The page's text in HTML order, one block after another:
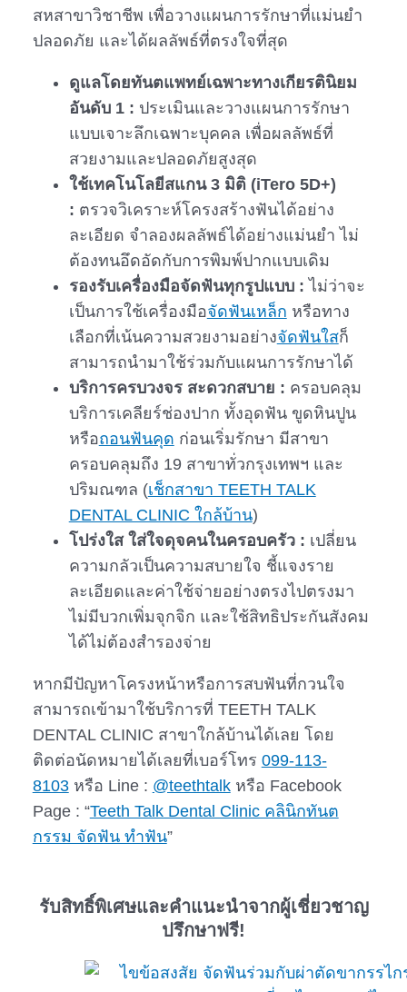
สหสาขาวิชาชีพ เพื่อวางแผนการรักษาที่แม่นยำ
ปลอดภัย และได้ผลลัพธ์ที่ตรงใจที่สุด
ดูแลโดยทันตแพทย์เฉพาะทางเกียรตินิยม
อันดับ 1 : ประเมินและวางแผนการรักษา
แบบเจาะลึกเฉพาะบุคคล เพื่อผลลัพธ์ที่
สวยงามและปลอดภัยสูงสุด
ใช้เทคโนโลยีสแกน 3 มิติ (iTero 5D+)
: ตรวจวิเคราะห์โครงสร้างฟันได้อย่าง
ละเอียด จำลองผลลัพธ์ได้อย่างแม่นยำ ไม่
ต้องทนอึดอัดกับการพิมพ์ปากแบบเดิม
รองรับเครื่องมือจัดฟันทุกรูปแบบ :ไม่ว่าจะ
เป็นการใช้เครื่องมือจัดฟันเหล็ก หรือทาง
เลือกที่เน้นความสวยงามอย่างจัดฟันใสก็
สามารถนำมาใช้ร่วมกับแผนการรักษาได้
บริการครบวงจร สะดวกสบาย : ครอบคลุม
บริการเคลียร์ช่องปาก ทั้งอุดฟัน ขูดหินปูน
หรือถอนฟันคุด ก่อนเริ่มรักษา มีสาขา
ครอบคลุมถึง 19 สาขาทั่วกรุงเทพฯ และ
ปริมณฑล (เช็กสาขา TEETH TALK
DENTAL CLINIC ใกล้บ้าน)
โปร่งใส ใส่ใจดุจคนในครอบครัว : เปลี่ยน
ความกลัวเป็นความสบายใจ ชี้แจงราย
ละเอียดและค่าใช้จ่ายอย่างตรงไปตรงมา
ไม่มีบวกเพิ่มจุกจิก และใช้สิทธิประกันสังคม
ได้ไม่ต้องสำรองจ่าย
หากมีปัญหาโครงหน้าหรือการสบฟันที่กวนใจ
สามารถเข้ามาใช้บริการที่ TEETH TALK
DENTAL CLINIC สาขาใกล้บ้านได้เลย โดย
ติดต่อนัดหมายได้เลยที่เบอร์โทร 099-113-
8103หรือ Line : @teethtalkหรือ Facebook
Page : “Teeth Talk Dental Clinic คลินิกทันต
กรรม จัดฟัน ทำฟัน”
รับสิทธิ์พิเศษและคำแนะนำจากผู้เชี่ยวชาญ
ปรึกษาฟรี!